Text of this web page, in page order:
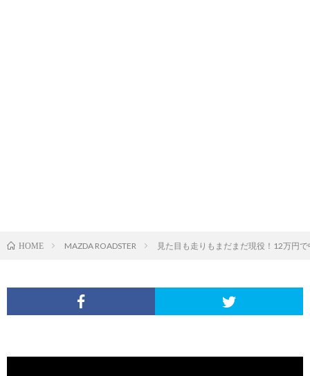
HOME MAZDA ROADSTER 見た目も走りもまだまだ現役！12万円